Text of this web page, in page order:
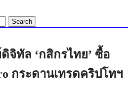
Search
จิทัล ‘กสิกรไทย’ ซื้อ
กระดานเทรดคริปโทฯ